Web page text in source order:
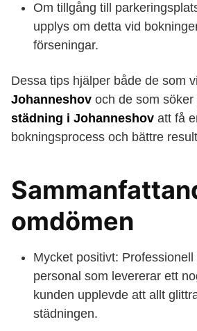
Om tillgång till
upplys om detta vid
förseningar.
Dessa tips hjälper både de som
Johanneshov och de som söker
städning i Johanneshov att få
bokningsprocess och bättre
omdömen
Mycket positivt:
personal som levererar ett
kunden upplevde att allt
städningen.